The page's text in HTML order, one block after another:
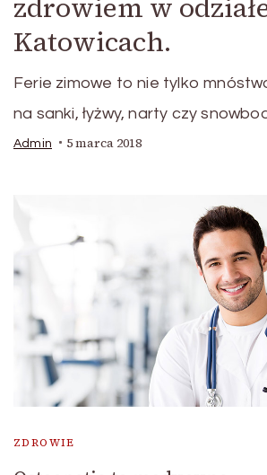
zdrowiem w
Katowicach.
Ferie zimowe to nie tylko
na sanki, łyżwy, narty czy
Admin 5 marca 2018
ZDROWIE